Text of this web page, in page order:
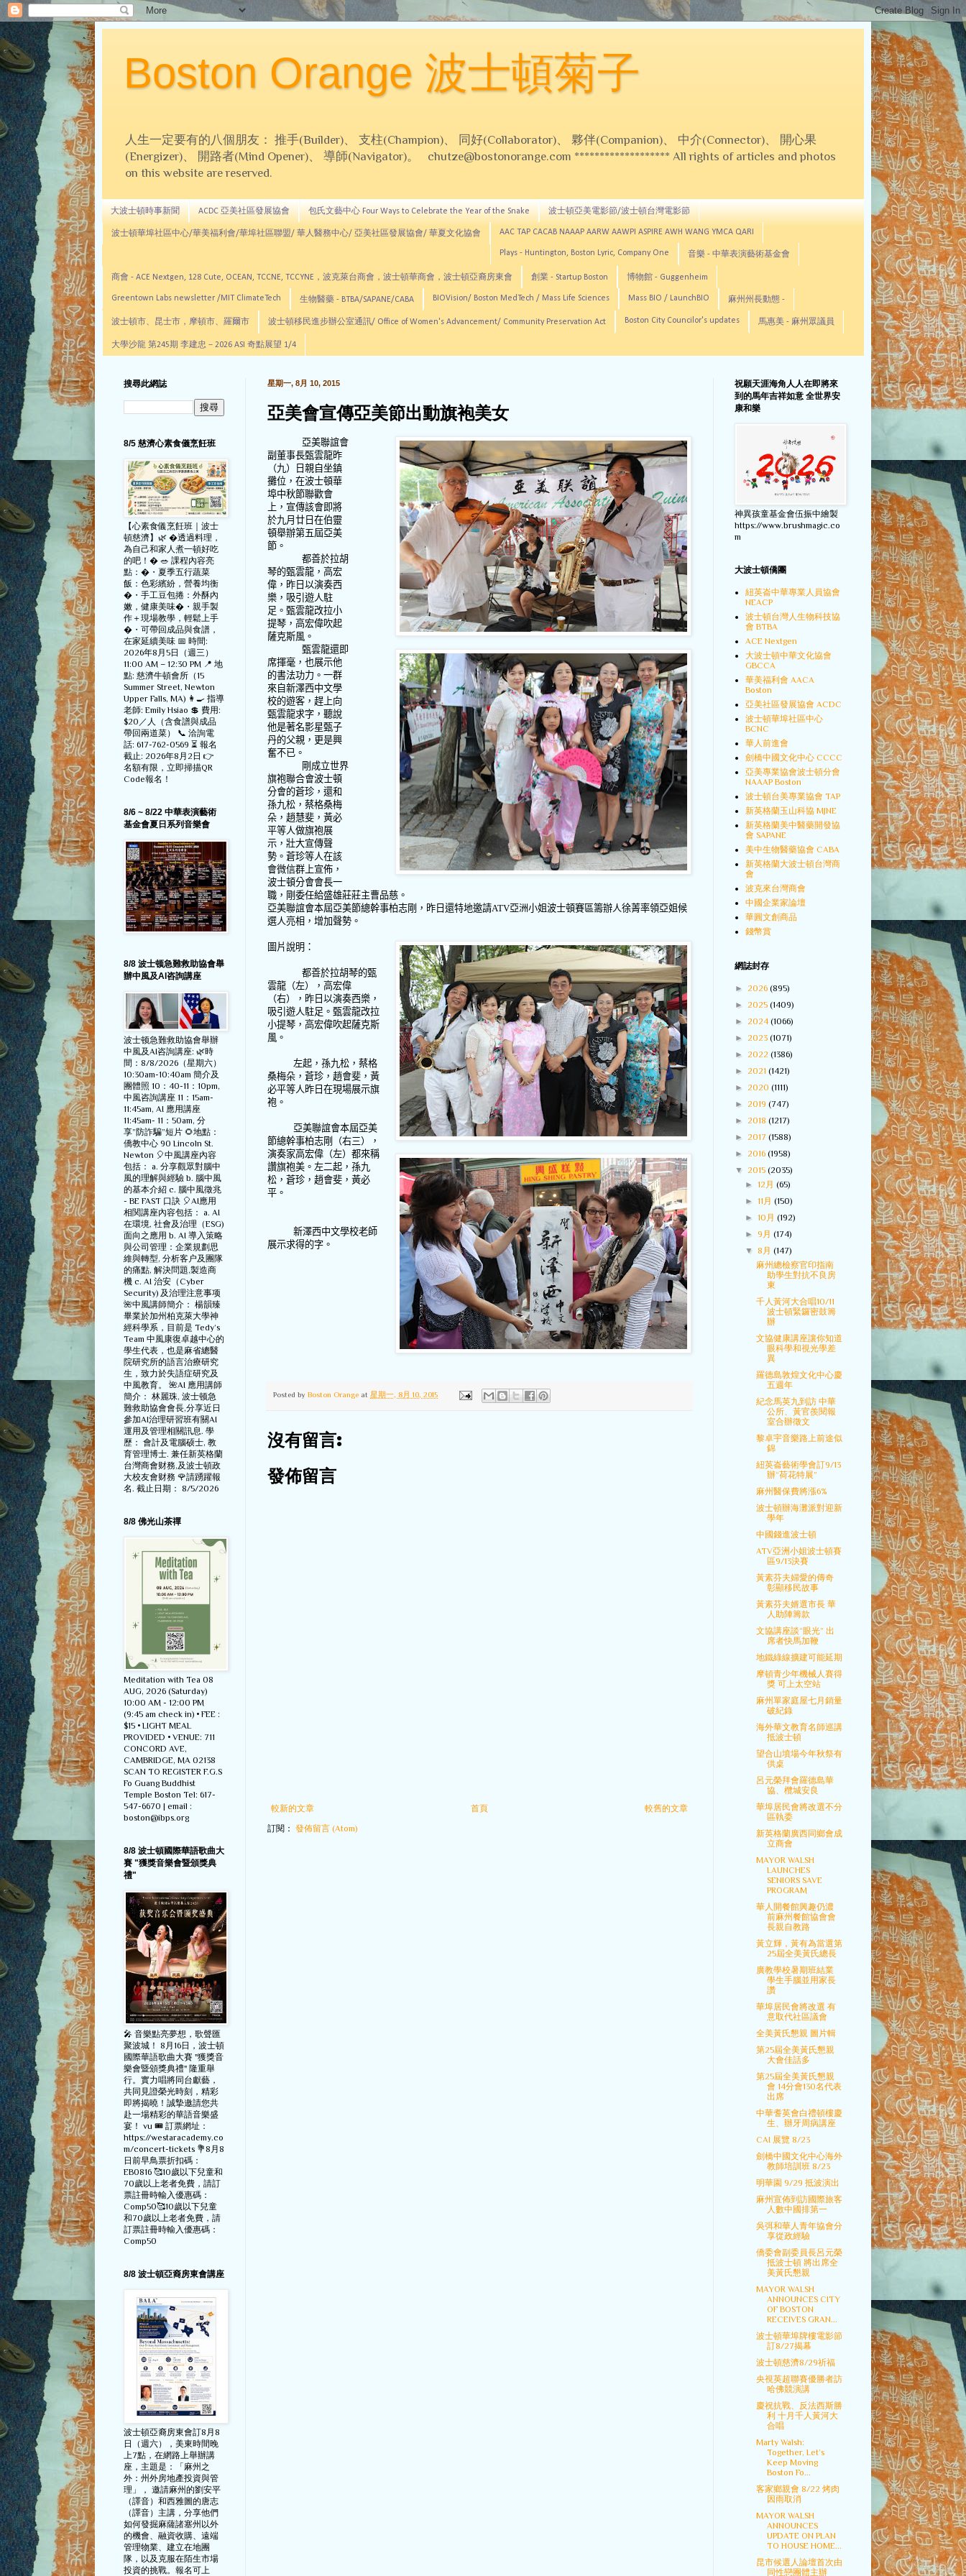
Boston Orange 波士頓菊子
人生一定要有的八個朋友： 推手(Builder)、 支柱(Champion)、 同好(Collaborator)、 夥伴(Companion)、 中介(Connector)、 開心果
(Energizer)、 開路者(Mind Opener)、 導師(Navigator)。 chutze@bostonorange.com ******************* All rights of articles and photos
on this website are reserved.
大波士頓時事新聞 ACDC 亞美社區發展協會 包氏文藝中心 Four Ways to Celebrate the Year of the Snake 波士頓亞美電影節/波士頓台灣電影節
波士頓華埠社區中心/華美福利會/華埠社區聯盟/ 華人醫務中心/ 亞美社區發展協會/ 華夏文化協會 AAC TAP CACAB NAAAP AARW AAWPI ASPIRE AWH WANG YMCA QARI
Plays - Huntington, Boston Lyric, Company One 音樂 - 中華表演藝術基金會
商會 - ACE Nextgen, 128 Cute, OCEAN, TCCNE, TCCYNE，波克萊台商會，波士頓華商會，波士頓亞裔房東會 創業 - Startup Boston 博物館 - Guggenheim
Greentown Labs newsletter /MIT ClimateTech 生物醫藥 - BTBA/SAPANE/CABA BIOVision/ Boston MedTech / Mass Life Sciences Mass BIO / LaunchBIO 麻州州長動態 -
波士頓市、昆士市，摩頓市、羅爾市 波士頓移民進步辦公室通訊/ Office of Women's Advancement/ Community Preservation Act Boston City Councilor's updates 馬惠美 - 麻州眾議員
大學沙龍 第245期 李建忠－2026 ASI 奇點展望 1/4
星期一, 8月 10, 2015
亞美會宣傳亞美節出動旗袍美女
亞美聯誼會
副董事長甄雲龍昨
（九）日親自坐鎮
攤位，在波士頓華
埠中秋節聯歡會
上，宣傳該會即將
於九月廿日在伯靈
頓舉辦第五屆亞美
節。
都善於拉胡
琴的甄雲龍，高宏
偉，昨日以演奏西
樂，吸引遊人駐
足。甄雲龍改拉小
提琴，高宏偉吹起
薩克斯風。
甄雲龍還即
席揮毫，也展示他
的書法功力。一群
來自新澤西中文學
校的遊客，趕上向
甄雲龍求字，聽說
他是著名影星甄子
丹的父親，更是興
奮不已。
剛成立世界
旗袍聯合會波士頓
分會的蒼珍，還和
孫九松，蔡格桑梅
朵，趙慧斐，黃必
平等人做旗袍展
示，壯大宣傳聲
勢。蒼珍等人在該
會微信群上宣佈，
波士頓分會會長一
職，剛委任給盛雄莊莊主曹品慈。
亞美聯誼會本屆亞美節總幹事柏志剛，昨日還特地邀請ATV亞洲小姐波士頓賽區籌辦人徐菁率領亞姐候
選人亮相，增加聲勢。
圖片說明：
都善於拉胡琴的甄
雲龍（左），高宏偉
（右），昨日以演奏西樂，
吸引遊人駐足。甄雲龍改拉
小提琴，高宏偉吹起薩克斯
風。
左起，孫九松，蔡格
桑梅朵，蒼珍，趙會斐，黃
必平等人昨日在現場展示旗
袍。
亞美聯誼會本屆亞美
節總幹事柏志剛（右三），
演奏家高宏偉（左）都來稱
讚旗袍美。左二起，孫九
松，蒼珍，趙會斐，黃必
平。
新澤西中文學校老師
展示求得的字。
Posted by Boston Orange at 星期一, 8月 10, 2015
沒有留言:
發佈留言
較新的文章 較舊的文章
首頁
訂閱： 發佈留言 (Atom)
搜尋此網誌
8/5 慈濟心素食儀烹飪班
【心素食儀烹飪班｜波士
頓慈濟】🌿 �透過料理，
為自己和家人煮一頓好吃
的吧！� 🥗 課程內容亮
點：�・夏季五行蔬菜
飯：色彩繽紛，營養均衡
�・手工豆包捲：外酥內
嫩，健康美味�・親手製
作＋現場教學，輕鬆上手
�・可帶回成品與食譜，
在家延續美味 📅 時間:
2026年8月5日（週三）
11:00 AM – 12:30 PM 📍 地
點: 慈濟牛頓會所（15
Summer Street, Newton
Upper Falls, MA) 👩‍🍳 指導
老師: Emily Hsiao 💲 費用:
$20／人（含食譜與成品
帶回兩道菜） 📞 洽詢電
話: 617-762-0569 ⏳ 報名
截止: 2026年8月2日 👉
名額有限，立即掃描QR
Code報名！
8/6 ~ 8/22 中華表演藝術
基金會夏日系列音樂會
8/8 波士顿急難救助協會舉
辦中風及AI咨詢講座
波士顿急難救助協會舉辦
中風及AI咨詢講座: 🌿時
間：8/8/2026（星期六）
10:30am-10:40am 簡介及
團體照 10：40-11：10pm,
中風咨詢講座 11：15am-
11:45am, AI 應用講座
11:45am- 11：50am, 分
享”防詐騙”短片 🌻地點：
僑教中心 90 Lincoln St.
Newton 🎈中風講座內容
包括： a. 分享觀眾對腦中
風的理解與經驗 b. 腦中風
的基本介紹 c. 腦中風徵兆
- BE FAST 口訣 🎈AI應用
相関講座內容包括： a. AI
在環境, 社會及治理（ESG)
面向之應用 b. AI 導入策略
與公司管理：企業規劃思
維與轉型, 分析客户及團隊
的痛點, 解決問題,製造商
機 c. AI 治安（Cyber
Security) 及治理注意事项
🌺中風講師簡介： 楊韻臻
畢業於加州柏克萊大學神
經科學系，目前是 Tedy‘s
Team 中風康復卓越中心的
學生代表，也是麻省總醫
院研究所的語言治療研究
生，致力於失語症研究及
中風教育。 🌺AI 應用講師
簡介： 林麗珠, 波士顿急
難救助協會會長,分享近日
參加AI治理研習班有關AI
運用及管理相關訊息. 學
歷： 會計及電腦硕士, 教
育管理博士. 兼任新英格蘭
台灣商會财務,及波士頓政
大校友會财務 🌹請踴躍報
名. 截止日期： 8/5/2026
8/8 佛光山茶禪
Meditation with Tea 08
AUG, 2026 (Saturday)
10:00 AM - 12:00 PM
(9:45 am check in) • FEE :
$15 • LIGHT MEAL
PROVIDED • VENUE: 711
CONCORD AVE,
CAMBRIDGE, MA 02138
SCAN TO REGISTER F.G.S
Fo Guang Buddhist
Temple Boston Tel: 617-
547-6670 | email :
boston@ibps.org
8/8 波士頓國際華語歌曲大
賽 "獲獎音樂會暨頒獎典
禮"
🎤 音樂點亮夢想，歌聲匯
聚波城！ 8月16日，波士頓
國際華語歌曲大賽 "獲獎音
樂會暨頒獎典禮" 隆重舉
行。實力唱將同台獻藝，
共同見證榮光時刻，精彩
即將揭曉！誠摯邀請您共
赴一場精彩的華語音樂盛
宴！ vu 🎟️ 訂票網址：
https://westaracademy.co
m/concert-tickets 💐8月8
日前早鳥票折扣碼：
EB0816 🥰10歲以下兒童和
70歲以上老者免費，請訂
票註冊時輸入優惠碼：
Comp50🥰10歲以下兒童
和70歲以上老者免費，請
訂票註冊時輸入優惠碼：
Comp50
8/8 波士頓亞裔房東會講座
波士頓亞裔房東會訂8月8
日（週六），美東時間晚
上7點，在網路上舉辦講
座，主題是：「麻州之
外：州外房地產投資與管
理」， 邀請麻州的劉安平
（譯音）和西雅圖的唐志
（譯音）主講，分享他們
如何發掘麻薩諸塞州以外
的機會、融資收購、遠端
管理物業、建立在地團
隊，以及克服在陌生市場
投資的挑戰。報名可上
祝願天涯海角人人在即將來
到的馬年吉祥如意 全世界安
康和樂
神異孩童基金會伍振中繪製
https://www.brushmagic.co
m
大波士頓僑團
紐英崙中華專業人員協會
NEACP
波士頓台灣人生物科技協
會 BTBA
ACE Nextgen
大波士頓中華文化協會
GBCCA
華美福利會 AACA
Boston
亞美社區發展協會 ACDC
波士頓華埠社區中心
BCNC
華人前進會
劍橋中國文化中心 CCCC
亞美專業協會波士頓分會
NAAAP Boston
波士頓台美專業協會 TAP
新英格蘭玉山科協 MJNE
新英格蘭美中醫藥開發協
會 SAPANE
美中生物醫藥協會 CABA
新英格蘭大波士頓台灣商
會
波克來台灣商會
中國企業家論壇
華圓文創商品
錢幣賞
網誌封存
► 2026 (895)
► 2025 (1409)
► 2024 (1066)
► 2023 (1071)
► 2022 (1386)
► 2021 (1421)
► 2020 (1111)
► 2019 (747)
► 2018 (1217)
► 2017 (1588)
► 2016 (1958)
▼ 2015 (2035)
►12月(65)
►11月(150)
►10月(192)
►9月(174)
▼ 8月(147)
麻州總檢察官印指南
助學生對抗不良房
東
千人黃河大合唱10/11
波士頓緊鑼密鼓籌
辦
文協健康講座讓你知道
眼科學和視光學差
異
羅德島敦煌文化中心慶
五週年
紀念馬英九到訪 中華
公所、黃官羨閱報
室合辦徵文
黎卓宇音樂路上前途似
錦
紐英崙藝術學會訂9/13
辦“荷花特展”
麻州醫保費將漲6%
波士頓辦海灘派對迎新
學年
中國錢進波士頓
ATV亞洲小姐波士頓賽
區9/13決賽
黃素芬夫婦愛的傳奇
彰顯移民故事
黃素芬夫婿選市長 華
人助陣籌款
文協講座談“眼光” 出
席者快馬加鞭
地鐵綠線擴建可能延期
摩頓青少年機械人賽得
獎 可上太空站
麻州單家庭屋七月銷量
破紀錄
海外華文教育名師巡講
抵波士頓
望合山墳場今年秋祭有
供桌
呂元榮拜會羅德島華
協、欖城安良
華埠居民會將改選不分
區執委
新英格蘭廣西同鄉會成
立商會
MAYOR WALSH
LAUNCHES
SENIORS SAVE
PROGRAM
華人開餐館興趣仍濃
前麻州餐館協會會
長親自教路
黃立輝，黃有為當選第
25屆全美黃氏總長
廣教學校暑期班結業
學生手腦並用家長
讚
華埠居民會將改選 有
意取代社區議會
全美黃氏懇親 圖片輯
第25屆全美黃氏懇親
大會佳話多
第25屆全美黃氏懇親
會 14分會130名代表
出席
中華耆英會白禮頓樓慶
生、辦牙周病講座
CAI 展覽 8/23
劍橋中國文化中心海外
教師培訓班 8/23
明華園 9/29 抵波演出
麻州宣佈到訪國際旅客
人數中國排第一
吳弭和華人青年協會分
享從政經驗
僑委會副委員長呂元榮
抵波士頓 將出席全
美黃氏懇親
MAYOR WALSH
ANNOUNCES CITY
OF BOSTON
RECEIVES GRAN...
波士頓華埠牌樓電影節
訂8/27揭幕
波士頓慈濟8/29祈福
央視英超聯賽優勝者訪
哈佛競演講
慶祝抗戰、反法西斯勝
利 十月千人黃河大
合唱
Marty Walsh:
Together, Let’s
Keep Moving
Boston Fo...
客家鄉親會 8/22 烤肉
因雨取消
MAYOR WALSH
ANNOUNCES
UPDATE ON PLAN
TO HOUSE HOME...
昆市候選人論壇首次由
同性戀團體主辦